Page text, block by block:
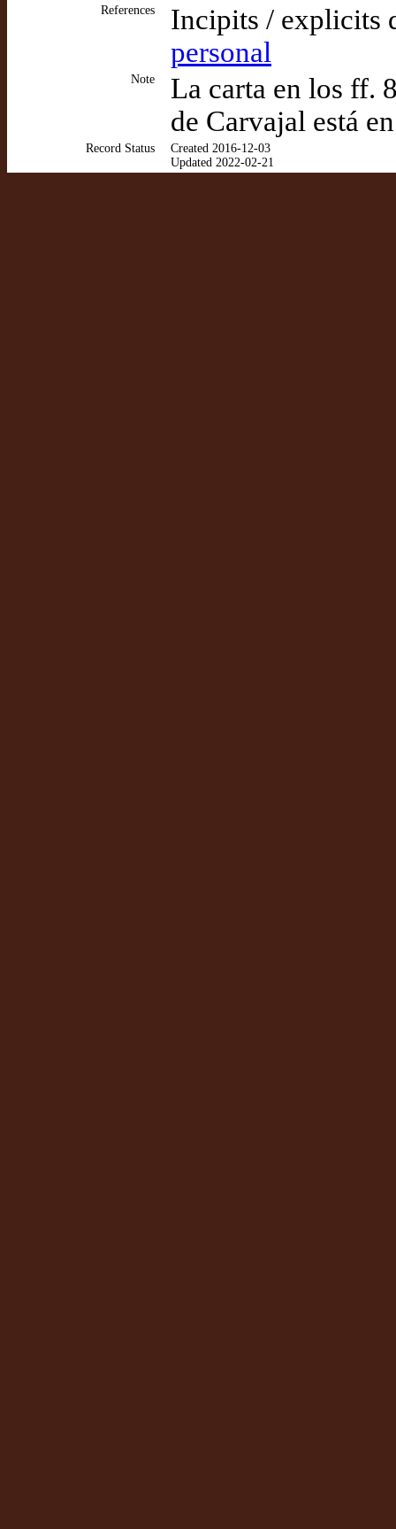
References
Incipits / explicits
personal
Note
La carta en los ff.
de Carvajal está
Record Status
Created 2016-12-03
Updated 2022-02-21